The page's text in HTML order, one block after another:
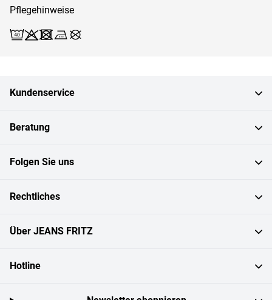
Pflegehinweise
Kundenservice
Beratung
Folgen Sie uns
Rechtliches
Über JEANS FRITZ
Hotline